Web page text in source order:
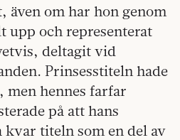
även om har hon genom
upp och representerat
deltagit vid
Prinsesstiteln hade
men hennes farfar
på att hans
titeln som en del av